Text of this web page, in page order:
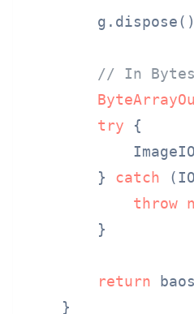
// In
try {
        }
catch
throw
        }
return
    }